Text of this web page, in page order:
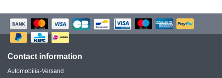
Contact information
Automobilia-Versand